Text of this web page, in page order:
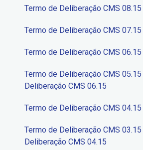
Termo de Deliberação CMS 08.15
Termo de Deliberação CMS 07.15
Termo de Deliberação CMS 06.15
Termo de Deliberação CMS 05.15
Deliberação CMS 06.15
Termo de Deliberação CMS 04.15
Termo de Deliberação CMS 03.15
Deliberação CMS 04.15